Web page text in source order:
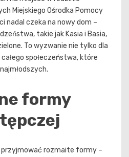
Miejskiego Ośrodka Pomocy
nadal czeka na nowy dom –
takie jak Kasia i Basia,
To wyzwanie nie tylko dla
społeczeństwa, które
formy
rozmaite formy –